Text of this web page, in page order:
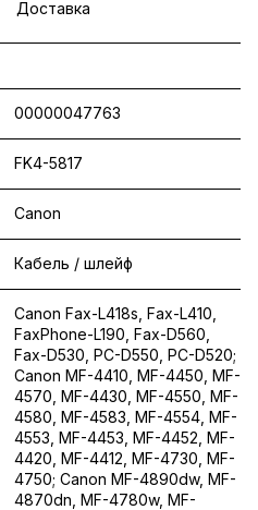
Доставка
00000047763
FK4-5817
Canon
Кабель / шлейф
Canon Fax-L418s, Fax-L410,
FaxPhone-L190, Fax-D560,
Fax-D530, PC-D550, PC-D520;
Canon MF-4410, MF-4450, MF-
4570, MF-4430, MF-4550, MF-
4580, MF-4583, MF-4554, MF-
4553, MF-4453, MF-4452, MF-
4420, MF-4412, MF-4730, MF-
4750; Canon MF-4890dw, MF-
4870dn, MF-4780w, MF-